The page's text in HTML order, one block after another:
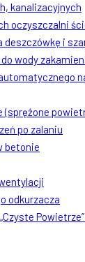
kanalizacyjnych
oczyszczalni
deszczówkę i
wody
po zalaniu
betonie
odkurzacza